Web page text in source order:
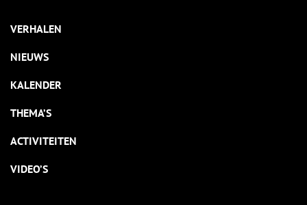
VERHALEN
NIEUWS
KALENDER
THEMA’S
ACTIVITEITEN
VIDEO’S